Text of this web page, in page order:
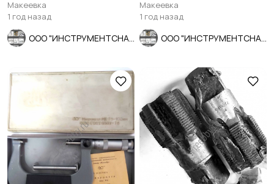
зерно 125/100.
Макеевка
1 год назад
СССР.
Макеевка
1 год назад